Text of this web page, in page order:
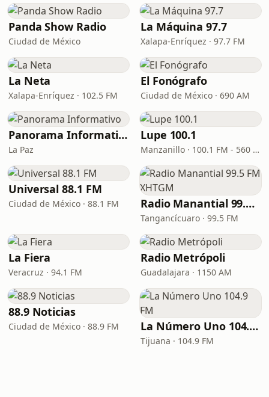
Panda Show Radio
Ciudad de México
La Máquina 97.7
Xalapa-Enríquez · 97.7 FM
La Neta
Xalapa-Enríquez · 102.5 FM
El Fonógrafo
Ciudad de México · 690 AM
Panorama Informativo
La Paz
Lupe 100.1
Manzanillo · 100.1 FM - 560 AM
Universal 88.1 FM
Ciudad de México · 88.1 FM Radio Manantial 99.5 FM XHTGM
Tangancícuaro · 99.5 FM
La Fiera
Veracruz · 94.1 FM
Radio Metrópoli
Guadalajara · 1150 AM
88.9 Noticias
Ciudad de México · 88.9 FM La Número Uno 104.9 FM
Tijuana · 104.9 FM